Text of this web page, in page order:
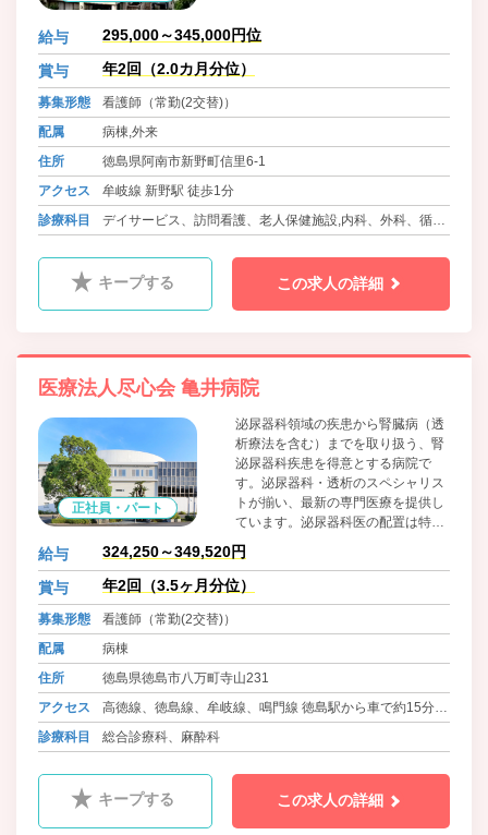
給与 295,000～345,000円位
賞与 年2回（2.0カ月分位）
募集形態
看護師（常勤(2交替)）
配属
病棟,外来
住所
徳島県阿南市新野町信里6-1
アクセス
牟岐線 新野駅 徒歩1分
診療科目
デイサービス、訪問看護、老人保健施設,内科、外科、循環
キープする この求人の詳細
医療法人尽心会 亀井病院
正社員・パート
泌尿器科領域の疾患から腎臓病（透
析療法を含む）までを取り扱う、腎
泌尿器科疾患を得意とする病院で
す。泌尿器科・透析のスペシャリス
トが揃い、最新の専門医療を提供し
ています。泌尿器科医の配置は特に
厚く、腎泌尿器疾患専門病院ならで
はの「医療の質」を担保していま
す。 また、毎日の当直は泌尿器科医
師が行っており、入院中の患者さん
給与 324,250～349,520円
賞与 年2回（3.5ヶ月分位）
募集形態
看護師（常勤(2交替)）
配属
病棟
住所
徳島県徳島市八万町寺山231
アクセス
高徳線、徳島線、牟岐線、鳴門線 徳島駅から車で約15分
牟岐線 文化の森駅 徒歩30分
診療科目 総合診療科、麻酔科
キープする この求人の詳細